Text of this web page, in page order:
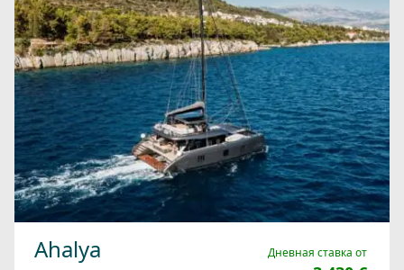
Ahalya Дневная ставка от